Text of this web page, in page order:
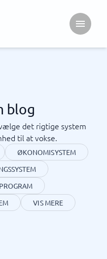
Open
blog
det rigtige system
til at vokse.
ØKONOMISYSTEM
VIS MERE